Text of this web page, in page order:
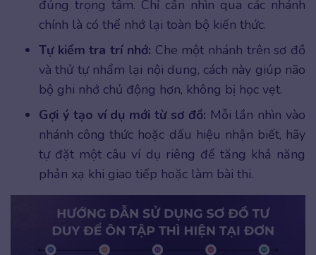
đúng trọng tâm. Chỉ cần nhìn qua các nhánh
chính là có thể nhớ lại toàn bộ kiến thức.
Tự kiểm tra trí nhớ: Che một nhánh trên sơ đồ
và thử tự nhẩm lại nội dung, cách này giúp não
bộ ghi nhớ chủ động hơn, không bị học vẹt.
Gợi ý tạo ví dụ mới từ sơ đồ: Mỗi lần nhìn vào
nhánh công thức hoặc dấu hiệu nhận biết, hãy
tự đặt một câu ví dụ riêng để tăng khả năng
phản xạ khi giao tiếp hoặc làm bài thi.